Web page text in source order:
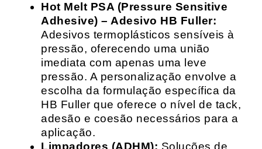
Hot Melt PSA (Pressure Sensitive
Adhesive) – Adesivo HB Fuller:
Adesivos termoplásticos sensíveis à
pressão, oferecendo uma união
imediata com apenas uma leve
pressão. A personalização envolve a
escolha da formulação específica da
HB Fuller que oferece o nível de tack,
adesão e coesão necessários para a
aplicação.
Limpadores (ADHM): Soluções de